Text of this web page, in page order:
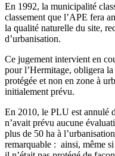
En 1992, la municipalité
classement que l’APE fera
la qualité naturelle du site,
d’urbanisation.
Ce jugement intervient en
pour l’Hermitage, obligera
protégée et non en zone à
initialement prévu.
En 2010, le PLU est annulé
n’avait prévu aucune
plus de 50 ha à
remarquable : ainsi, même